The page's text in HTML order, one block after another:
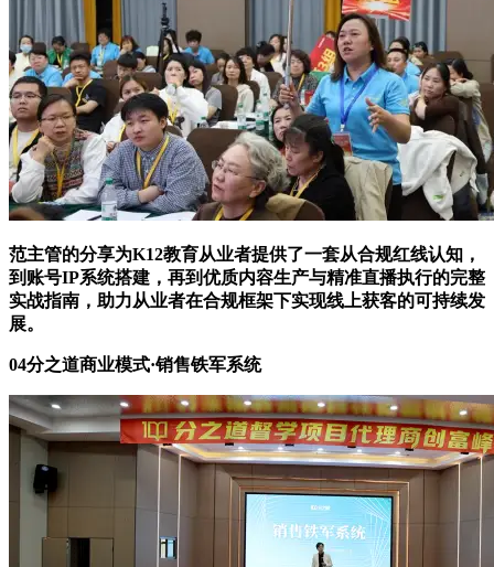
范主管的分享为K12教育从业者提供了一套从合规红线认知，
到账号IP系统搭建，再到优质内容生产与精准直播执行的完整
实战指南，助力从业者在合规框架下实现线上获客的可持续发
展。
04分之道商业模式·销售铁军系统